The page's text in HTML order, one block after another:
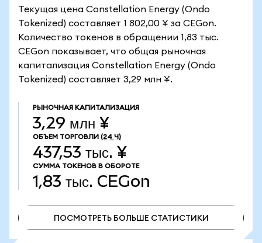
Текущая цена Constellation Energy (Ondo
Tokenized) составляет 1 802,00 ¥ за CEGon.
Количество токенов в обращении 1,83 тыс.
CEGon показывает, что общая рыночная
капитализация Constellation Energy (Ondo
Tokenized) составляет 3,29 млн ¥.
РЫНОЧНАЯ КАПИТАЛИЗАЦИЯ
3,29 млн ¥
ОБЪЕМ ТОРГОВЛИ (24 Ч)
437,53 тыс. ¥
СУММА ТОКЕНОВ В ОБОРОТЕ
1,83 тыс. CEGon
ПОСМОТРЕТЬ БОЛЬШЕ СТАТИСТИКИ